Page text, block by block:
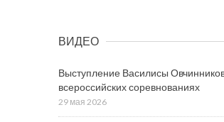
ВИДЕО
Выступление Василисы
всероссийских соревнованиях
29 мая 2026